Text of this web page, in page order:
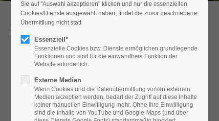
Support
24h/ 365days
Detailansicht
nicht angezeigt.
Bitte ändern Sie dieDatenschutz-Einstellungen, indem Sie
auch "externe Medien" zulassen.
Sie auf "Auswahl akzeptieren" klicken und nur die essenziellen
Cookies/Dienste ausgewählt haben, findet die zuvor beschriebene
Übermittlung nicht statt.
Essenziell*
Essenzielle Cookies bzw. Dienste ermöglichen grundlegende
Funktionen und sind für die einwandfreie Funktion der
Website erforderlich.
Externe Medien
Wenn Cookies und die Datenübermittlung von/an externen
Medien akzeptiert werden, bedarf der Zugriff auf diese Inhalte
keiner manuellen Einwilligung mehr. Ohne Ihre Einwilligung
sind die Inhalte von YouTube und Google-Maps (und über